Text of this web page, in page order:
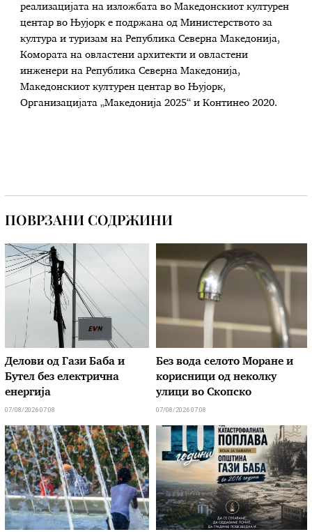
реализацијата на изложбата во Македонскиот културен
центар во Њујорк е подржана од Министерството за
култура и туризам на Република Северна Македонија,
Комората на овластени архитекти и овластени
инженери на Република Северна Македонија,
Македонскиот културен центар во Њујорк,
Организацијата „Македонија 2025“ и Континео 2020.
ПОВРЗАНИ СОДРЖИНИ
Делови од Гази Баба и
Бутел без електрична
енергија
07/08/2026 07:08
Без вода селото Моране и
корисници од неколку
улици во Скопско
07/08/2026 07:08